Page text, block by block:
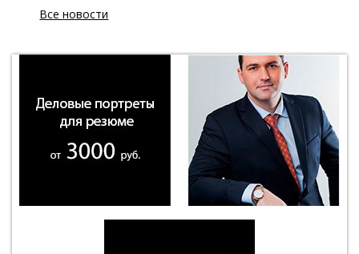
Все новости